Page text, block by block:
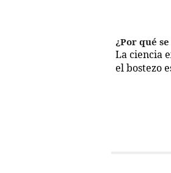
¿Por qué
La ciencia
el bostezo